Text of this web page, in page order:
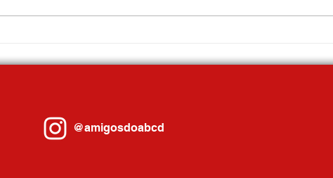
importância da qualificação
@amigosdoabcd